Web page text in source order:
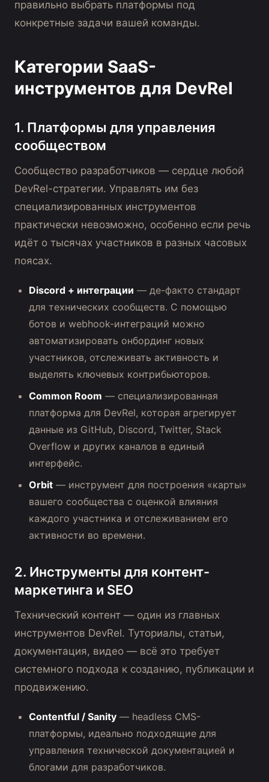
правильно выбрать платформы под
конкретные задачи вашей команды.
Категории SaaS-
инструментов для DevRel
1. Платформы для управления
сообществом
Сообщество разработчиков — сердце любой
DevRel-стратегии. Управлять им без
специализированных инструментов
практически невозможно, особенно если речь
идёт о тысячах участников в разных часовых
поясах.
Discord + интеграции — де-факто стандарт
для технических сообществ. С помощью
ботов и webhook-интеграций можно
автоматизировать онбординг новых
участников, отслеживать активность и
выделять ключевых контрибьюторов.
Common Room — специализированная
платформа для DevRel, которая агрегирует
данные из GitHub, Discord, Twitter, Stack
Overflow и других каналов в единый
интерфейс.
Orbit — инструмент для построения «карты»
вашего сообщества с оценкой влияния
каждого участника и отслеживанием его
активности во времени.
2. Инструменты для контент-
маркетинга и SEO
Технический контент — один из главных
инструментов DevRel. Туториалы, статьи,
документация, видео — всё это требует
системного подхода к созданию, публикации и
продвижению.
Contentful / Sanity — headless CMS-
платформы, идеально подходящие для
управления технической документацией и
блогами для разработчиков.